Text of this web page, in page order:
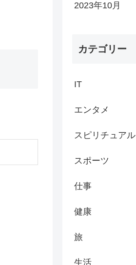
2023年10月
カテゴリー
IT
エンタメ
スピリチュアル
スポーツ
仕事
健康
旅
生活